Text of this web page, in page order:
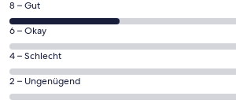
Fenster
geöffnet
insgesamt
3
Gästebewertungen
haben
eine
Bewertung
1
von
insgesamt
3
Gästebewertungen
haben
8 – Gut
0
von
insgesamt
3
Gästebewertungen
6 – Okay
0
von
insgesamt
4 – Schlecht
0
von
2 – Ungenügend